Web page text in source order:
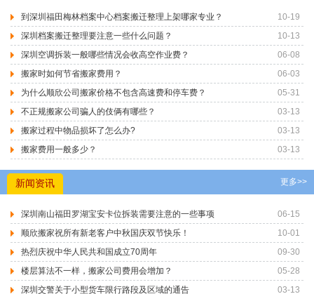
10-19
到深圳福田梅林档案中心档案搬迁整理上架哪家专业？
10-13
深圳档案搬迁整理要注意一些什么问题？
06-08
深圳空调拆装一般哪些情况会收高空作业费？
06-03
搬家时如何节省搬家费用？
05-31
为什么顺欣公司搬家价格不包含高速费和停车费？
03-13
不正规搬家公司骗人的伎俩有哪些？
03-13
搬家过程中物品损坏了怎么办?
03-13
搬家费用一般多少？
更多>>
新闻资讯
06-15
深圳南山福田罗湖宝安卡位拆装需要注意的一些事项
10-01
顺欣搬家祝所有新老客户中秋国庆双节快乐！
09-30
热烈庆祝中华人民共和国成立70周年
05-28
楼层算法不一样，搬家公司费用会增加？
03-13
深圳交警关于小型货车限行路段及区域的通告